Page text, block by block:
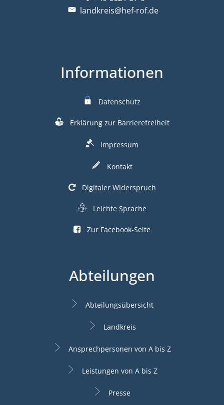
landkreis@hef-rof.de
Informationen
Datenschutz
Erklärung zur Barrierefreiheit
Impressum
Kontakt
Digitaler Widerspruch
Leichte Sprache
Zur Facebook-Seite
Abteilungen
Abteilungsübersicht
Landkreis
Ansprechpersonen von A bis Z
Leistungen von A bis Z
Presse